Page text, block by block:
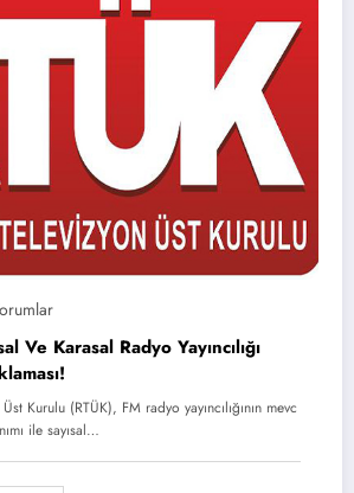
Ve Karasal Radyo Yayıncılığı
Kurulu (RTÜK), FM radyo yayıncılığının mevc
ile sayısal…